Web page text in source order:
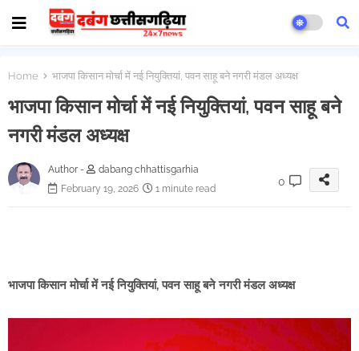
Home भाजपा किसान मोर्चा में नई नियुक्तियां, पवन साहू बने नगरी मंडल अध्यक्ष
भाजपा किसान मोर्चा में नई नियुक्तियां, पवन साहू बने
नगरी मंडल अध्यक्ष
Author -
dabang chhattisgarhia
February 19, 2026
1 minute read
0
भाजपा किसान मोर्चा में नई नियुक्तियां, पवन साहू बने नगरी मंडल अध्यक्ष